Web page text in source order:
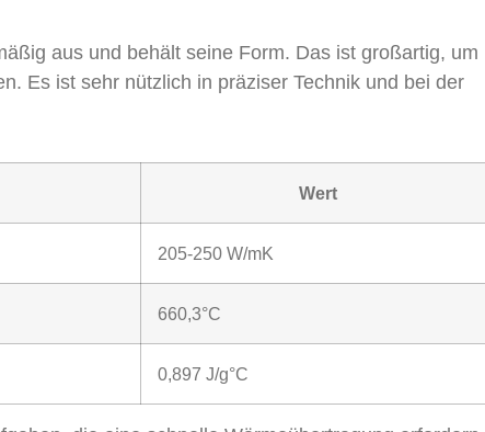
aus und behält seine Form. Das ist großartig, um
Es ist sehr nützlich in präziser Technik und bei der
Wert
205-250 W/mK
660,3°C
0,897 J/g°C